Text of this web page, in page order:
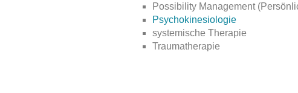
Possibility Management
Psychokinesiologie
systemische Therapie
Traumatherapie